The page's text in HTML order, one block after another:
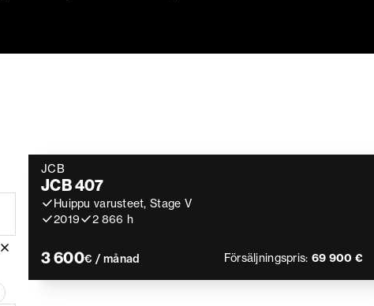
JCB
JCB 407
Huippu varusteet, Stage V
2019
2 866 h
3 600€ / månad Försäljningspris: 69 900 €